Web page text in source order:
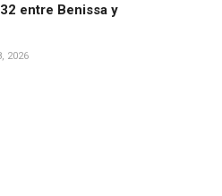
entre Benissa y
2026